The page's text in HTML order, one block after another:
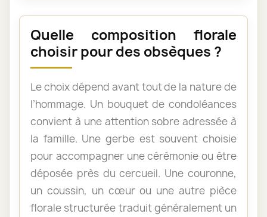
Quelle composition florale
choisir pour des obsèques ?
Le choix dépend avant tout de la nature de
l’hommage. Un bouquet de condoléances
convient à une attention sobre adressée à
la famille. Une gerbe est souvent choisie
pour accompagner une cérémonie ou être
déposée près du cercueil. Une couronne,
un coussin, un cœur ou une autre pièce
florale structurée traduit généralement un